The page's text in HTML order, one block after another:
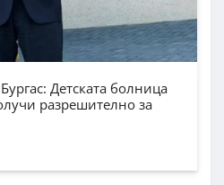
Детската болница
разрешително за